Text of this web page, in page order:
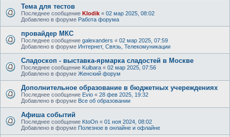
Тема для тестов
Последнее сообщение Klodik « 02 мар 2025, 08:02
Добавлено в форуме Работа форума
провайдер МКС
Последнее сообщение galexanders « 02 мар 2025, 07:59
Добавлено в форуме Интернет, Связь, Телекомуникации
Сладоскоп - выставка-ярмарка сладостей в Москве
Последнее сообщение Kulbara « 02 мар 2025, 07:56
Добавлено в форуме Женский форум
Дополнительное образование в бюджетных учереждениях
Последнее сообщение Evio « 28 фев 2025, 19:32
Добавлено в форуме Все об образовании
Афиша событий
Последнее сообщение KtoOn « 01 ноя 2024, 08:02
Добавлено в форуме Полезное в онлайне и офлайне